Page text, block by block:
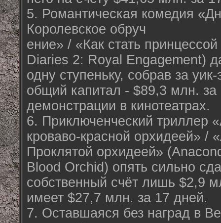
5. Романтическая комедия
Королевское обруч
ение» / «Как стать
Diaries 2: Royal Engagement)
одну ступеньку, собрав за
общий капитал - $89,3 млн. за
демонстрации в кинотеатрах.
6. Приключенческий триллер
кроваво-красной орхидеей» /
Проклятой орхидеей»
Blood Orchid) опять сильно
собственный счёт лишь $2,9
имеет $27,7 млн. за 17 дней.
7. Оставшаяся без наград в